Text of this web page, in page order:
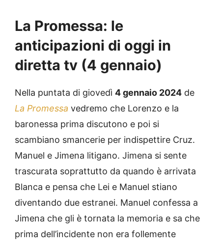
La Promessa: le
anticipazioni di oggi in
diretta tv (4 gennaio)
Nella puntata di giovedì 4 gennaio 2024 de
La Promessa vedremo che Lorenzo e la
baronessa prima discutono e poi si
scambiano smancerie per indispettire Cruz.
Manuel e Jimena litigano. Jimena si sente
trascurata soprattutto da quando è arrivata
Blanca e pensa che Lei e Manuel stiano
diventando due estranei. Manuel confessa a
Jimena che gli è tornata la memoria e sa che
prima dell’incidente non era follemente